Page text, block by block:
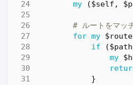
my
($self ,
# ルートをマッ
for my $route
if
($path
my
}